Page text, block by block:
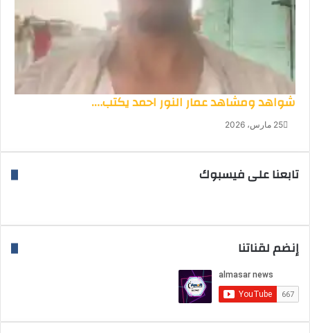
شواهد ومشاهد عمار النور احمد يكتب….
25 مارس، 2026
تابعنا على فيسبوك
إنضم لقناتنا